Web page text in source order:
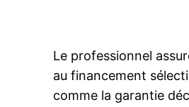
Le professionnel
au financement
comme la garantie